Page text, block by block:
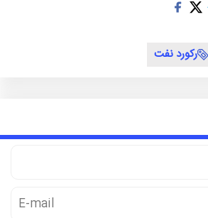
رکورد نفت